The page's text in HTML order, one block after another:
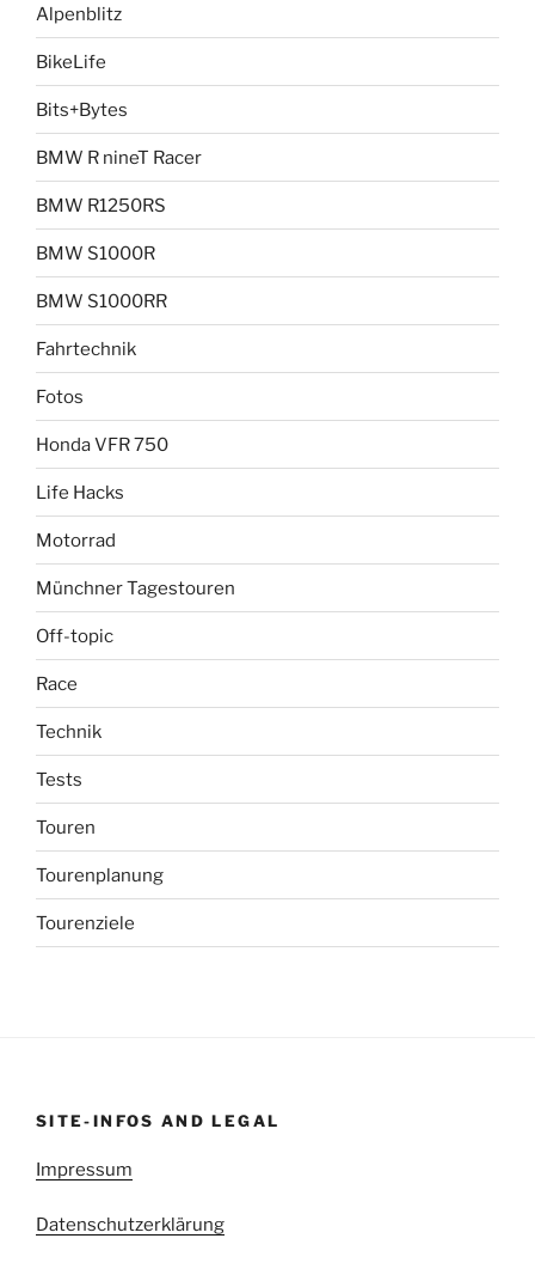
Alpenblitz
BikeLife
Bits+Bytes
BMW R nineT Racer
BMW R1250RS
BMW S1000R
BMW S1000RR
Fahrtechnik
Fotos
Honda VFR 750
Life Hacks
Motorrad
Münchner Tagestouren
Off-topic
Race
Technik
Tests
Touren
Tourenplanung
Tourenziele
SITE-INFOS AND LEGAL
Impressum
Datenschutzerklärung